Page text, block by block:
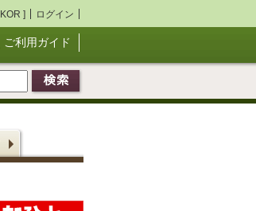
KOR ] ログイン
ご利用ガイド